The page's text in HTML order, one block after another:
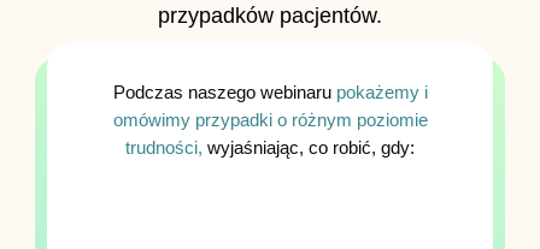
Podczas naszego webinaru pokażemy i
omówimy przypadki o różnym poziomie
trudności, wyjaśniając, co robić, gdy:
przypadków pacjentów.